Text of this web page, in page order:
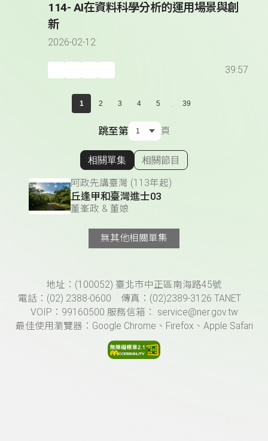
114- AI在資料科學分析的運用場景與創
新
2026-02-12
39:57
1 2 3 4 5 ... 39
跳至第 頁
顯示相關單集
相關單集 相關節目
阿政先講臺灣 (113年起)
丘逢甲和臺灣進士03
董峯政 & 董娘
無其他相關單集
頁尾資訊地址：(100052) 臺北市中正區南海路45號
電話：(02) 2388-0600 傳真：(02)2389-3126 TANET
VOIP：99160500 服務信箱： service@ner.gov.tw
最佳使用瀏覽器：Google Chrome、Firefox、Apple Safari